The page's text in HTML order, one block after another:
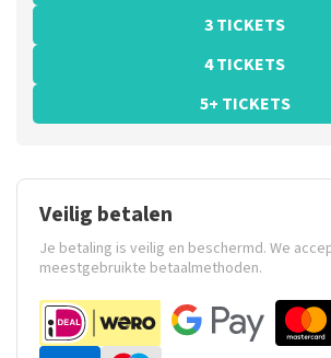
3 TICKETS
4 TICKETS
5+ TICKETS
Veilig betalen
Je betaling is veilig en beschermd. We
meestgebruikte betaalmethoden.